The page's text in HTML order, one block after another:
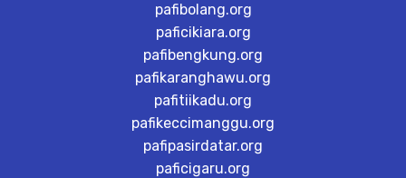
pafibolang.org
paficikiara.org
pafibengkung.org
pafikaranghawu.org
pafitiikadu.org
pafikeccimanggu.org
pafipasirdatar.org
paficigaru.org